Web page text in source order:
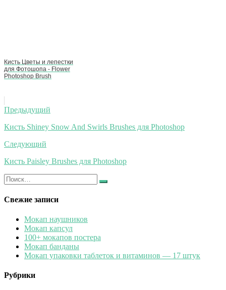
Кисть Цветы и лепестки
для Фотошопа - Flower
Photoshop Brush
Навигация
по
записям
Предыдущий
Кисть Shiney Snow And Swirls Brushes для Photoshop
Следующий
Кисть Paisley Brushes для Photoshop
Искать:
Найти
Свежие записи
Мокап наушников
Мокап капсул
100+ мокапов постера
Мокап банданы
Мокап упаковки таблеток и витаминов — 17 штук
Рубрики